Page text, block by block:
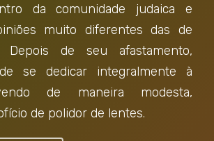
da comunidade judaica e
muito diferentes das de
Depois de seu afastamento,
se dedicar integralmente à
de maneira modesta,
de polidor de lentes.